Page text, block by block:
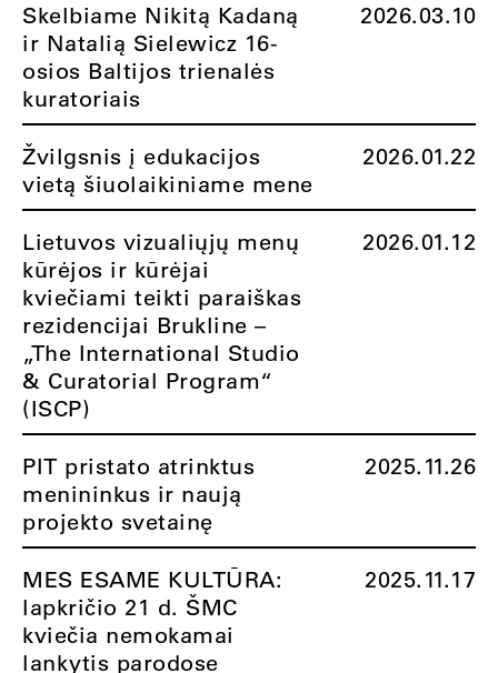
Skelbiame Nikitą Kadaną
ir Natalią Sielewicz 16-
osios Baltijos trienalės
kuratoriais
2026.03.10
Žvilgsnis į edukacijos
vietą šiuolaikiniame mene
2026.01.22
Lietuvos vizualiųjų menų
kūrėjos ir kūrėjai
kviečiami teikti paraiškas
rezidencijai Brukline –
„The International Studio
& Curatorial Program“
(ISCP)
2026.01.12
PIT pristato atrinktus
menininkus ir naują
projekto svetainę
2025.11.26
MES ESAME KULTŪRA:
lapkričio 21 d. ŠMC
kviečia nemokamai
lankytis parodose
2025.11.17